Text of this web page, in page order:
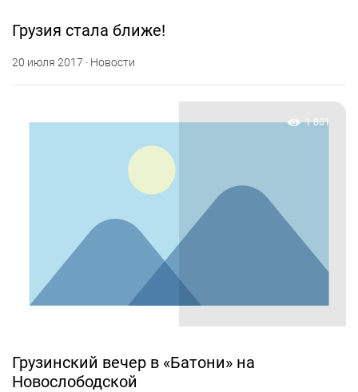
Грузия стала ближе!
20 июля 2017 · Новости
1 801
Грузинский вечер в «Батони» на
Новослободской